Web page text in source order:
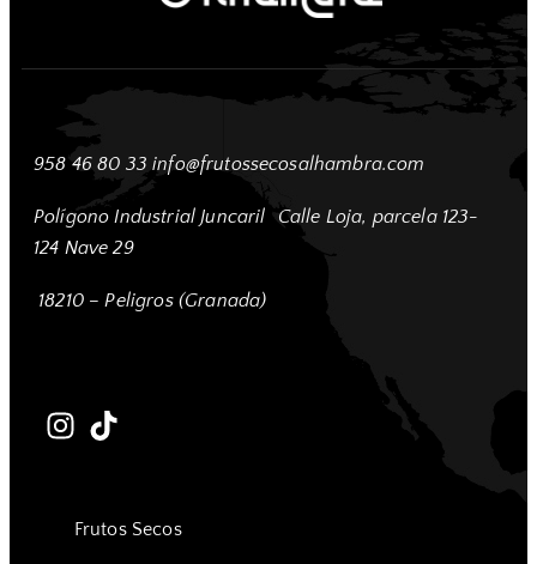
958 46 80 33info@frutossecosalhambra.com
Polígono Industrial Juncaril Calle Loja, parcela 123-
124 Nave 29
18210 – Peligros (Granada)
Frutos Secos